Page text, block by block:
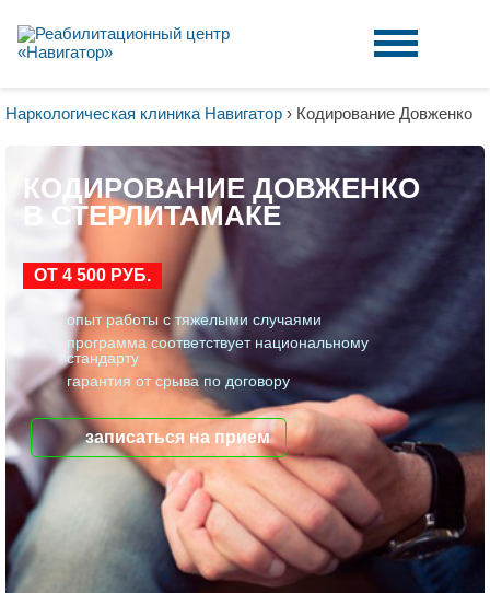
Наркологическая клиника Навигатор › Кодирование Довженко
КОДИРОВАНИЕ ДОВЖЕНКО
В СТЕРЛИТАМАКЕ
ОТ 4 500 РУБ.
опыт работы с тяжелыми случаями
программа соответствует национальному
стандарту
гарантия от срыва по договору
записаться на прием